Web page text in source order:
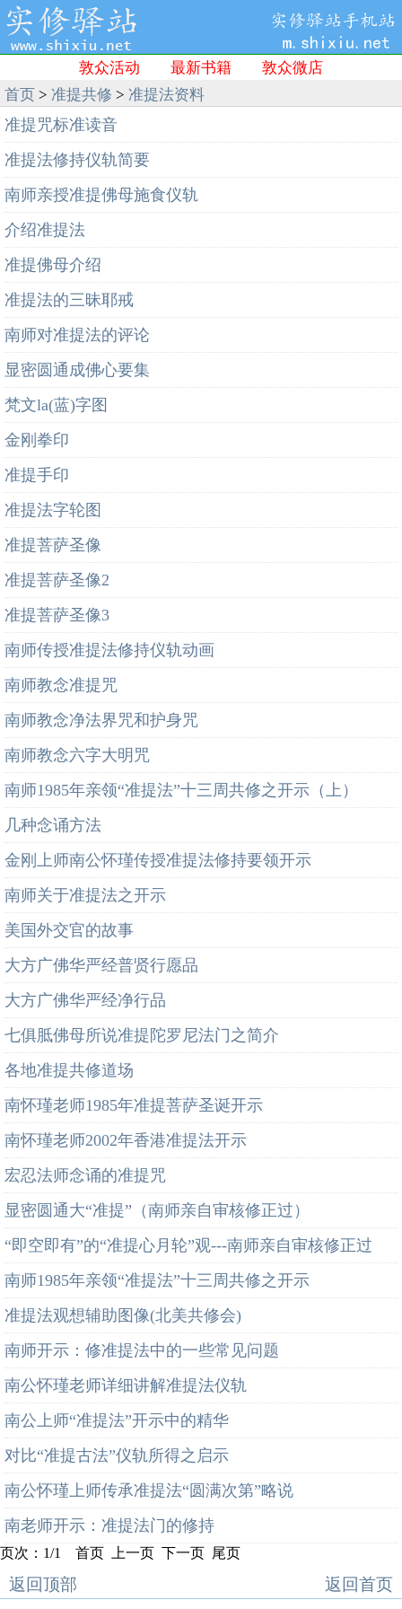
敦众活动 最新书籍
敦众微店
首页 > 准提共修 > 准提法资料
准提咒标准读音
准提法修持仪轨简要
南师亲授准提佛母施食仪轨
介绍准提法
准提佛母介绍
准提法的三昧耶戒
南师对准提法的评论
显密圆通成佛心要集
梵文la(蓝)字图
金刚拳印
准提手印
准提法字轮图
准提菩萨圣像
准提菩萨圣像2
准提菩萨圣像3
南师传授准提法修持仪轨动画
南师教念准提咒
南师教念净法界咒和护身咒
南师教念六字大明咒
南师1985年亲领“准提法”十三周共修之开示（上）
几种念诵方法
金刚上师南公怀瑾传授准提法修持要领开示
南师关于准提法之开示
美国外交官的故事
大方广佛华严经普贤行愿品
大方广佛华严经净行品
七俱胝佛母所说准提陀罗尼法门之简介
各地准提共修道场
南怀瑾老师1985年准提菩萨圣诞开示
南怀瑾老师2002年香港准提法开示
宏忍法师念诵的准提咒
显密圆通大“准提”（南师亲自审核修正过）
“即空即有”的“准提心月轮”观---南师亲自审核修正过
南师1985年亲领“准提法”十三周共修之开示
准提法观想辅助图像(北美共修会)
南师开示：修准提法中的一些常见问题
南公怀瑾老师详细讲解准提法仪轨
南公上师“准提法”开示中的精华
对比“准提古法”仪轨所得之启示
南公怀瑾上师传承准提法“圆满次第”略说
南老师开示：准提法门的修持
页次：1/1 首页 上一页 下一页 尾页
返回顶部 返回首页